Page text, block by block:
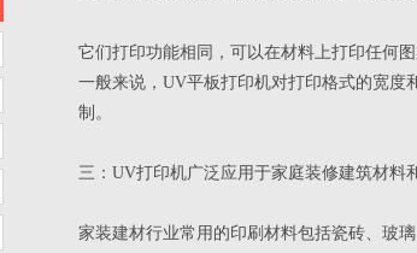
它们打印功能相同，可以在材料上打印任何
一般来说，UV平板打印机对打印格式的宽度
制。
三：UV打印机广泛应用于家庭装修建筑材料
家装建材行业常用的印刷材料包括瓷砖、玻